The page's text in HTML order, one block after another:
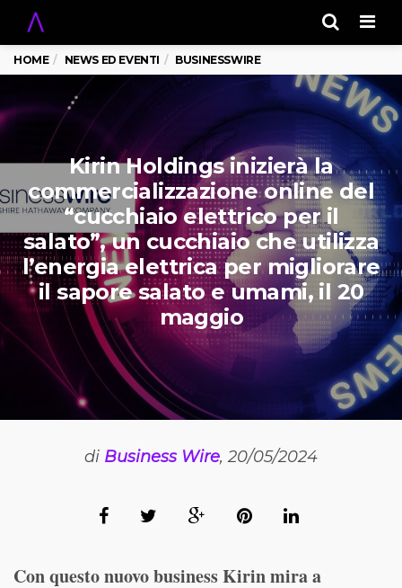
HOME NEWS ED EVENTI BUSINESSWIRE
Kirin Holdings inizierà la
commercializzazione online del
“cucchiaio elettrico per il
salato”, un cucchiaio che utilizza
l’energia elettrica per migliorare
il sapore salato e umami, il 20
maggio
di Business Wire, 20/05/2024
Con questo nuovo business Kirin mira a